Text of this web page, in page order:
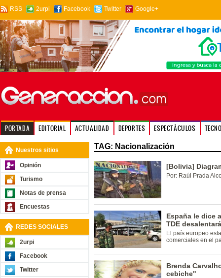
RSS 2urpi Facebook Twitter Google+
PORTADA EDITORIAL ACTUALIDAD DEPORTES ESPECTÁCULOS
Nuestros sitios
Opinión
Turismo
Notas de prensa
Encuestas
REDES SOCIALES
2urpi
Facebook
Twitter
TAG: Nacionalización
[Bolivia]
Por: Raúl Prada
España le dice
TDE
El país europeo
comerciales en el
Brenda
cebiche"